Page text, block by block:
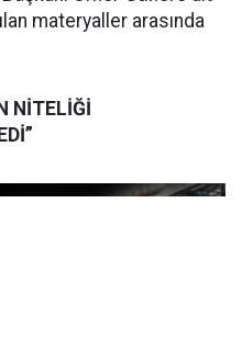
materyaller arasında
NİTELİĞİ